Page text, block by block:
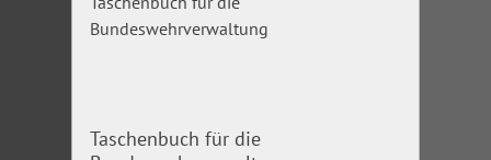
Taschenbuch für die